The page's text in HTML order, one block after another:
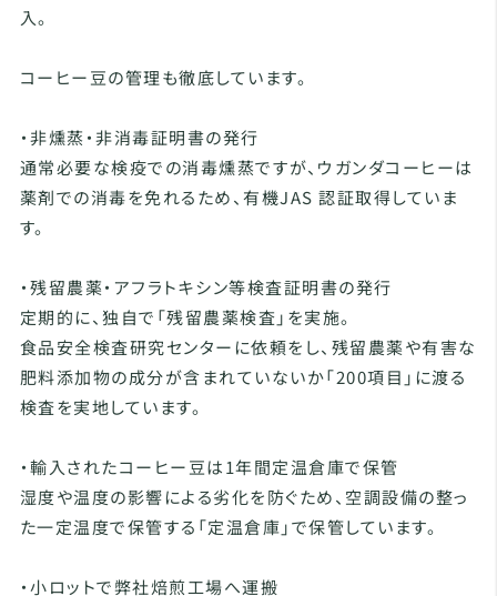
入。
コーヒー豆の管理も徹底しています。
・非燻蒸・非消毒証明書の発行
通常必要な検疫での消毒燻蒸ですが、ウガンダコーヒーは
薬剤での消毒を免れるため、有機JAS 認証取得していま
す。
・残留農薬・アフラトキシン等検査証明書の発行
定期的に、独自で「残留農薬検査」を実施。
食品安全検査研究センターに依頼をし、残留農薬や有害な
肥料添加物の成分が含まれていないか「200項目」に渡る
検査を実地しています。
・輸入されたコーヒー豆は1年間定温倉庫で保管
湿度や温度の影響による劣化を防ぐため、空調設備の整っ
た一定温度で保管する「定温倉庫」で保管しています。
・小ロットで弊社焙煎工場へ運搬